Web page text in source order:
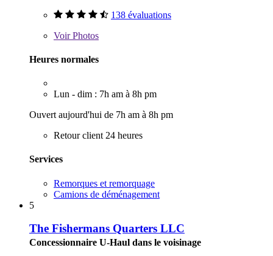
138 évaluations
VoirPhotos
Heures normales
Lun - dim : 7h am à 8h pm
Ouvert aujourd'hui de 7h am à 8h pm
Retour client 24 heures
Services
Remorques et remorquage
Camions de déménagement
5
The Fishermans Quarters LLC
Concessionnaire U-Haul dans le voisinage